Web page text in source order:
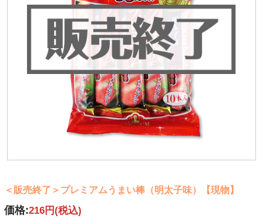
＜販売終了＞プレミアムうまい棒（明太子味）【現物】
価格:216円(税込)